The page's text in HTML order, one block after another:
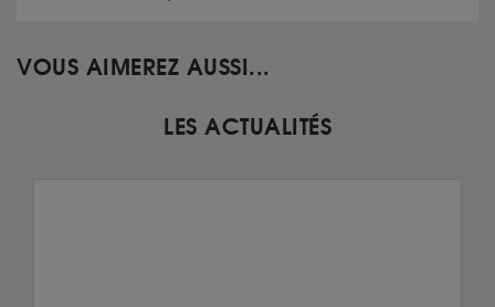
VOUS AIMEREZ AUSSI...
LES ACTUALITÉS